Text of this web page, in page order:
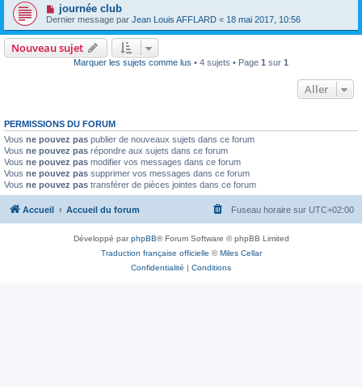
journée club
Dernier message par Jean Louis AFFLARD « 18 mai 2017, 10:56
Nouveau sujet
Marquer les sujets comme lus • 4 sujets • Page 1 sur 1
Aller
PERMISSIONS DU FORUM
Vous ne pouvez pas publier de nouveaux sujets dans ce forum
Vous ne pouvez pas répondre aux sujets dans ce forum
Vous ne pouvez pas modifier vos messages dans ce forum
Vous ne pouvez pas supprimer vos messages dans ce forum
Vous ne pouvez pas transférer de pièces jointes dans ce forum
Accueil Accueil du forum Fuseau horaire sur UTC+02:00
Développé parphpBB® Forum Software © phpBB Limited
Traduction française officielle ©Miles Cellar
Confidentialité | Conditions